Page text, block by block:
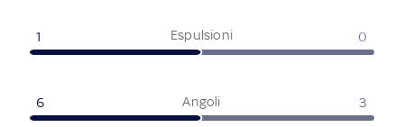
Espulsioni
1 0
Angoli
6 3